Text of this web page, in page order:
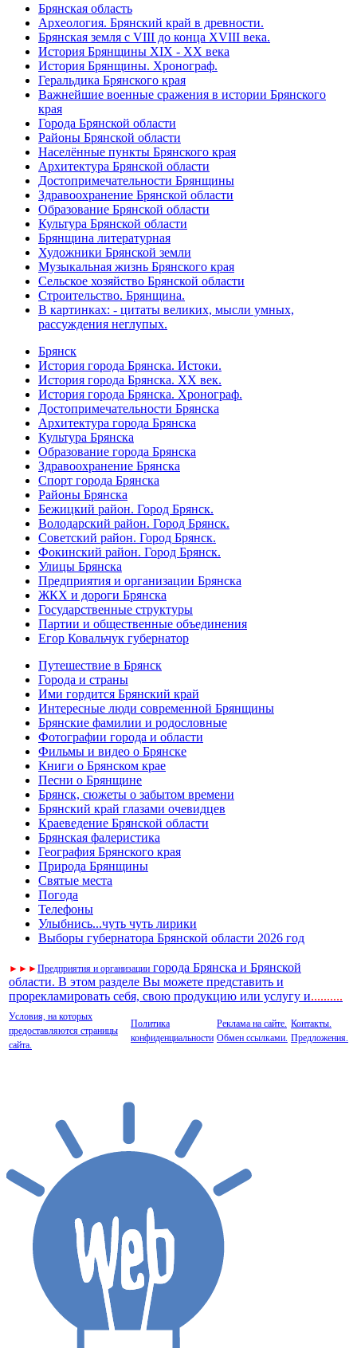
Брянская область
Археология. Брянский край в древности.
Брянская земля с VIII до конца XVIII века.
История Брянщины XIX - XX века
История Брянщины. Хронограф.
Геральдика Брянского края
Важнейшие военные сражения в истории Брянского
края
Города Брянской области
Районы Брянской области
Населённые пункты Брянского края
Архитектура Брянской области
Достопримечательности Брянщины
Здравоохранение Брянской области
Образование Брянской области
Культура Брянской области
Брянщина литературная
Художники Брянской земли
Музыкальная жизнь Брянского края
Сельское хозяйство Брянской области
Строительство. Брянщина.
В картинках: - цитаты великих, мысли умных,
рассуждения неглупых.
Брянск
История города Брянска. Истоки.
История города Брянска. XX век.
История города Брянска. Хронограф.
Достопримечательности Брянска
Архитектура города Брянска
Культура Брянска
Образование города Брянска
Здравоохранение Брянска
Спорт города Брянска
Районы Брянска
Бежицкий район. Город Брянск.
Володарский район. Город Брянск.
Советский район. Город Брянск.
Фокинский район. Город Брянск.
Улицы Брянска
Предприятия и организации Брянска
ЖКХ и дороги Брянска
Государственные структуры
Партии и общественные объединения
Егор Ковальчук губернатор
Путешествие в Брянск
Города и страны
Ими гордится Брянский край
Интересные люди современной Брянщины
Брянские фамилии и родословные
Фотографии города и области
Фильмы и видео о Брянске
Книги о Брянском крае
Песни о Брянщине
Брянск, сюжеты о забытом времени
Брянский край глазами очевидцев
Краеведение Брянской области
Брянская фалеристика
География Брянского края
Природа Брянщины
Святые места
Погода
Телефоны
Улыбнись...чуть чуть лирики
Выборы губернатора Брянской области 2026 год
► ► ►Предприятия и организации города Брянска и Брянской
области. В этом разделе Вы можете представить и
прорекламировать себя, свою продукцию или услугу и..........
Условия, на которых
предоставляются страницы
сайта.
Политика
конфиденциальности
Реклама на сайте.
Обмен ссылками.
Контакты.
Предложения.